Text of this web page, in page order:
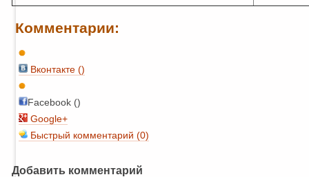
Комментарии:
Вконтакте ()
Facebook ()
Google+
Быстрый комментарий (0)
Добавить комментарий